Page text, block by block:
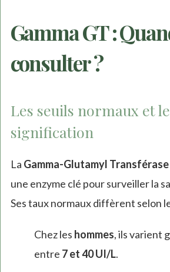
Gamma GT :
consulter ?
Les seuils normaux et
signification
La Gamma-Glutamyl Transférase
une enzyme clé pour surveiller la
Ses taux normaux diffèrent selon
Chez les hommes, ils varient
entre 7 et 40 UI/L.